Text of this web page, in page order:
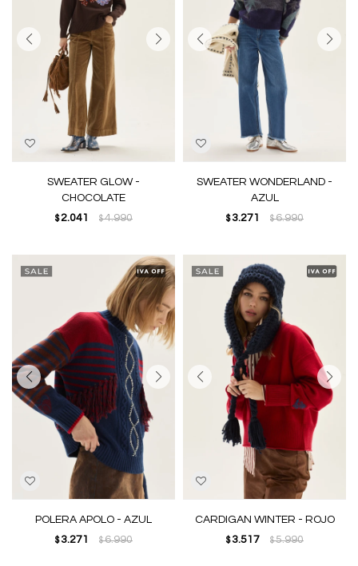
SWEATER GLOW -
CHOCOLATE
$ 2.041 $4.990
SWEATER WONDERLAND -
AZUL
$ 3.271 $6.990
POLERA APOLO - AZUL
$ 3.271 $6.990
CARDIGAN WINTER - ROJO
$ 3.517 $5.990